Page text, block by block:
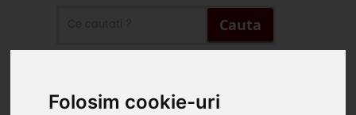
Folosim cookie-uri
Cauta